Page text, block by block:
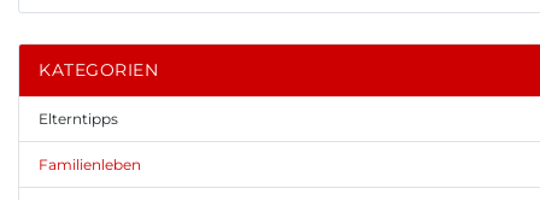
KATEGORIEN
Elterntipps
Familienleben